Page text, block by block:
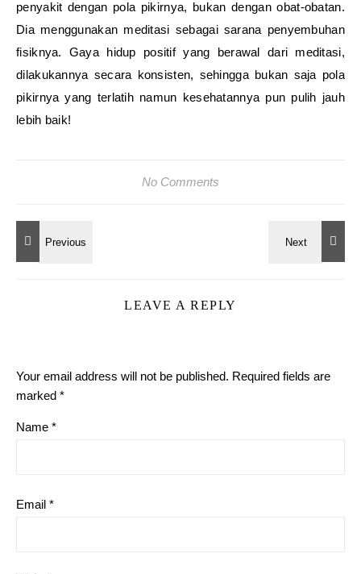
penyakit dengan pola pikirnya, bukan dengan obat-obatan.
Dia menggunakan meditasi sebagai sarana penyembuhan
fisiknya. Gaya hidup positif yang berawal dari meditasi,
dilakukannya secara konsisten, sehingga bukan saja pola
pikirnya yang terlatih namun kesehatannya pun pulih jauh
lebih baik!
No Comments
LEAVE A REPLY
Your email address will not be published. Required fields are
marked *
Name *
Email *